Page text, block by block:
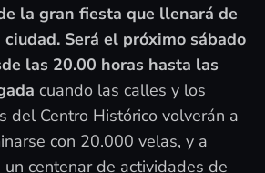
la gran fiesta que llenará de
Será el próximo sábado
las 20.00 horas hasta las
cuando las calles y los
del Centro Histórico volverán a
con 20.000 velas, y a
centenar de actividades de